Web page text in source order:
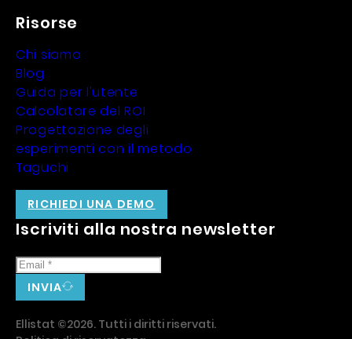
Risorse
Chi siamo
Blog
Guida per l'utente
Calcolatore del ROI
Progettazione degli
esperimenti con il metodo
Taguchi
Iscriviti alla nostra newsletter
INVIA
RICHIEDI UNA DEMO
Ellistat ©2026. Tutti i diritti riservati.